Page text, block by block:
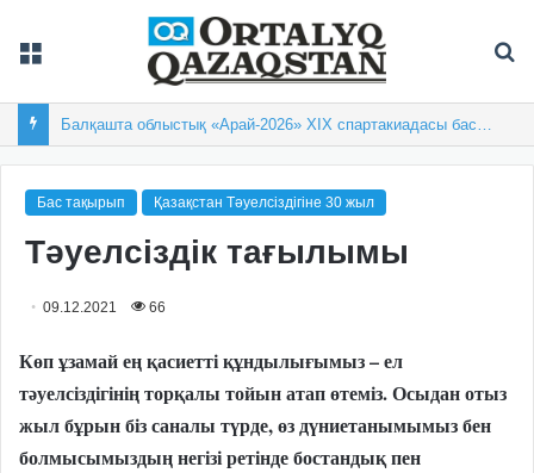
Бас тақырып Қазақстан Тәуелсіздігіне 30 жыл
Тәуелсіздік тағылымы
09.12.2021 66
Көп ұзамай ең қасиетті құндылығымыз – ел
тәуелсіздігінің торқалы тойын атап өтеміз. Осыдан отыз
жыл бұрын біз саналы түрде, өз дүниетанымымыз бен
болмысымыздың негізі ретінде бостандық пен